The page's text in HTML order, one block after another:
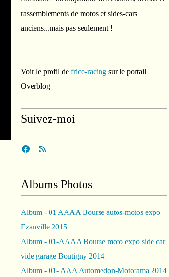
rassemblements de motos et sides-cars
anciens...mais pas seulement !
Voir le profil de frico-racing sur le portail
Overblog
Suivez-moi
Albums Photos
Album - 01 AAAA Bourse autos-motos expo
Ezanville 2015
Album - 01-AAAA Bourse moto expo side car
vide garage Boutigny 2014
Album - 01- AAA Automedon-Motorama 2014